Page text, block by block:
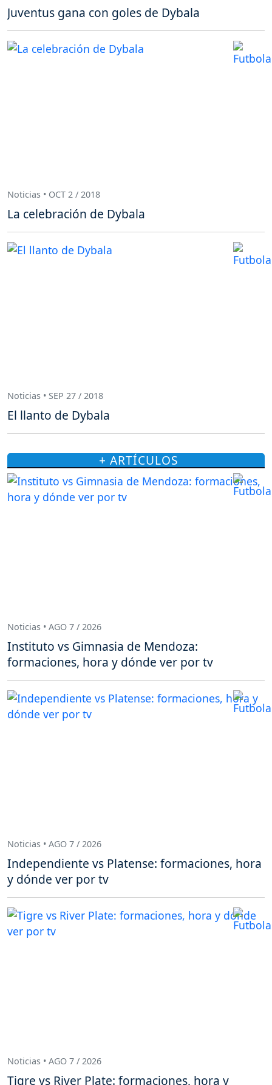
Juventus gana con goles de Dybala
Noticias • OCT 2 / 2018
La celebración de Dybala
Noticias • SEP 27 / 2018
El llanto de Dybala
+ ARTÍCULOS
Noticias • AGO 7 / 2026
Instituto vs Gimnasia de Mendoza:
formaciones, hora y dónde ver por tv
Noticias • AGO 7 / 2026
Independiente vs Platense: formaciones, hora
y dónde ver por tv
Noticias • AGO 7 / 2026
Tigre vs River Plate: formaciones, hora y